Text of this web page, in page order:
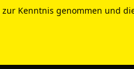
zur Kenntnis genommen und